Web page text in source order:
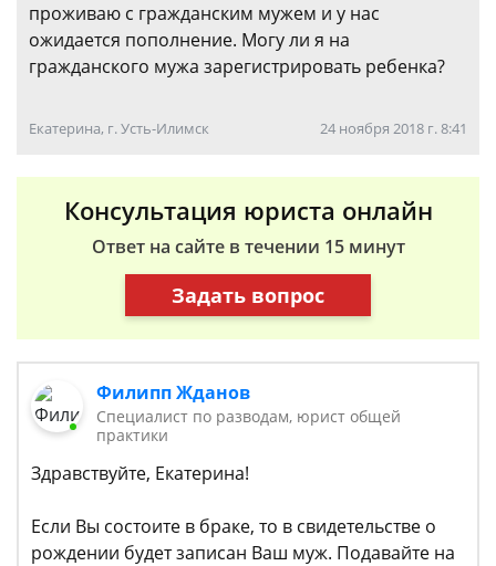
проживаю с гражданским мужем и у нас
ожидается пополнение. Могу ли я на
гражданского мужа зарегистрировать ребенка?
Екатерина, г. Усть-Илимск 24 ноября 2018 г. 8:41
Консультация юриста онлайн
Ответ на сайте в течении 15 минут
Задать вопрос
Филипп Жданов
Специалист по разводам, юрист общей
практики
Здравствуйте, Екатерина!
Если Вы состоите в браке, то в свидетельстве о
рождении будет записан Ваш муж. Подавайте на